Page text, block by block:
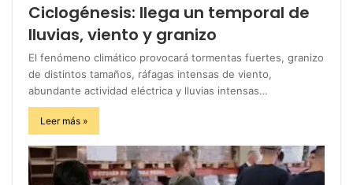
Ciclogénesis: llega un temporal de
lluvias, viento y granizo
El fenómeno climático provocará tormentas fuertes, granizo
de distintos tamaños, ráfagas intensas de viento,
abundante actividad eléctrica y lluvias intensas…
Leer más »